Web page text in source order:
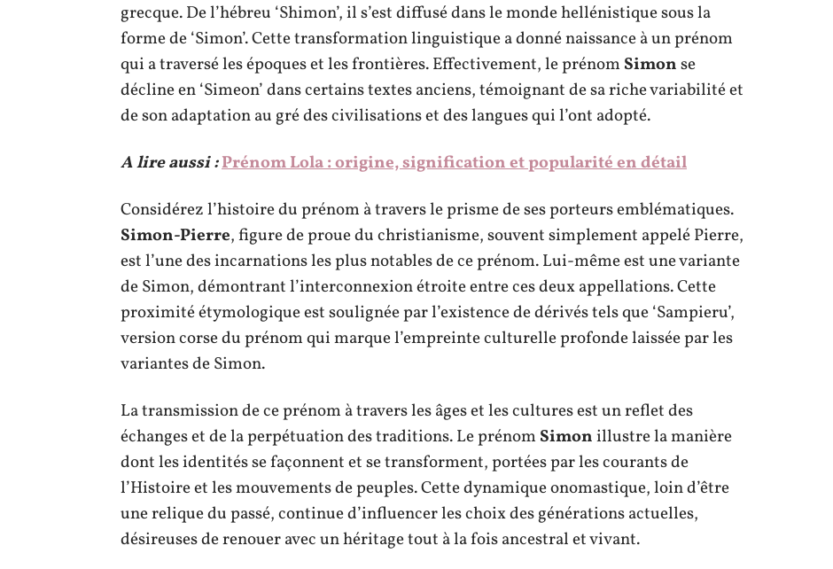
grecque. De l’hébreu ‘Shimon’, il s’est diffusé dans le monde hellénistique sous la
forme de ‘Simon’. Cette transformation linguistique a donné naissance à un prénom
qui a traversé les époques et les frontières. Effectivement, le prénom Simonse
décline en ‘Simeon’ dans certains textes anciens, témoignant de sa riche variabilité et
de son adaptation au gré des civilisations et des langues qui l’ont adopté.
A lire aussi :Prénom Lola : origine, signification et popularité en détail
Considérez l’histoire du prénom à travers le prisme de ses porteurs emblématiques.
Simon-Pierre, figure de proue du christianisme, souvent simplement appelé Pierre,
est l’une des incarnations les plus notables de ce prénom. Lui-même est une variante
de Simon, démontrant l’interconnexion étroite entre ces deux appellations. Cette
proximité étymologique est soulignée par l’existence de dérivés tels que ‘Sampieru’,
version corse du prénom qui marque l’empreinte culturelle profonde laissée par les
variantes de Simon.
La transmission de ce prénom à travers les âges et les cultures est un reflet des
échanges et de la perpétuation des traditions. Le prénom Simonillustre la manière
dont les identités se façonnent et se transforment, portées par les courants de
l’Histoire et les mouvements de peuples. Cette dynamique onomastique, loin d’être
une relique du passé, continue d’influencer les choix des générations actuelles,
désireuses de renouer avec un héritage tout à la fois ancestral et vivant.